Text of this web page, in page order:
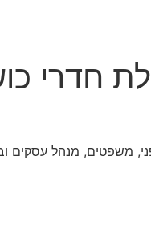
משפטים, מנהל